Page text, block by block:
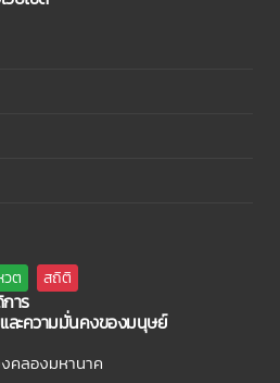
าร
ะความมั่นคงของมนุษย์
คลองมหานาค